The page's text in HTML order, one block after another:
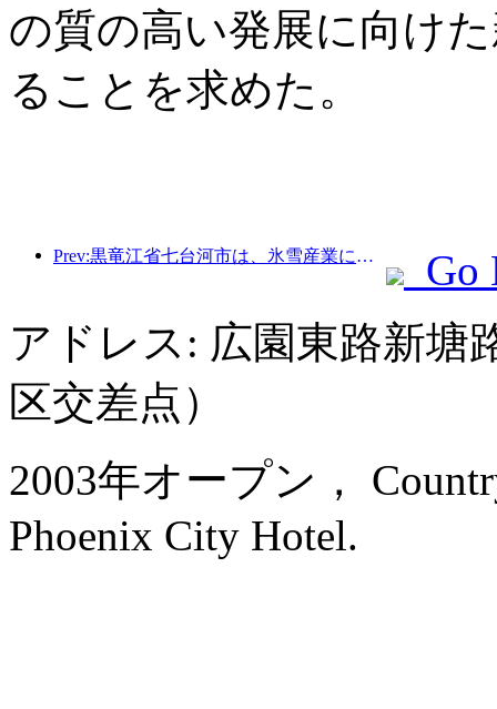
の質の高い発展に向け
ることを求めた。
Prev:黒竜江省七台河市は、氷雪産業に関する全国初の条例を公布し、AIと氷雪スポーツの融合を奨励した。
Go
アドレス: 広園東路新塘
区交差点）
2003年オープン，
Phoenix City Hotel.